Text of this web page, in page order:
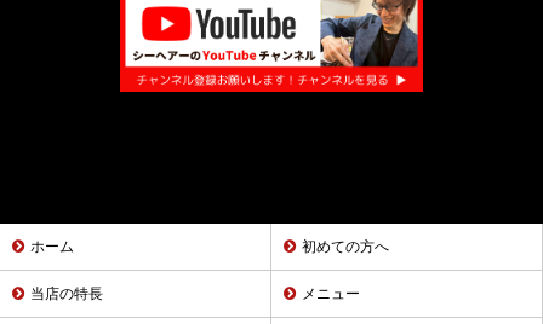
ホーム 初めての方へ
当店の特長 メニュー